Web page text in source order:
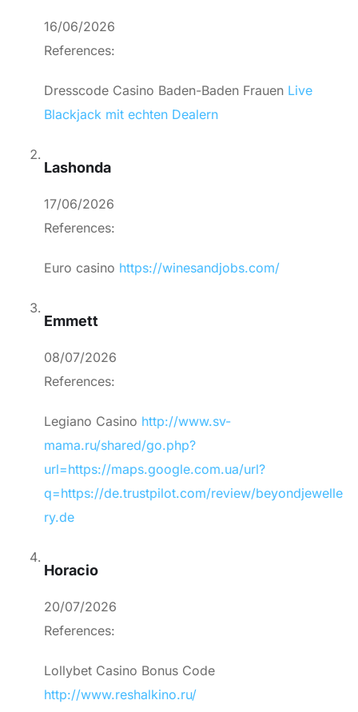
16/06/2026
References:
Dresscode Casino Baden-Baden Frauen Live
Blackjack mit echten Dealern
Lashonda
17/06/2026
References:
Euro casino https://winesandjobs.com/
Emmett
08/07/2026
References:
Legiano Casino http://www.sv-
mama.ru/shared/go.php?
url=https://maps.google.com.ua/url?
q=https://de.trustpilot.com/review/beyondjewelle
ry.de
Horacio
20/07/2026
References:
Lollybet Casino Bonus Code
http://www.reshalkino.ru/